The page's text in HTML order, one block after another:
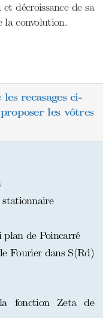
décroissance de sa
la convolution.
recasages ci-
les vôtres
plan de Poincarré
Fourier dans S(Rd)
fonction Zeta de